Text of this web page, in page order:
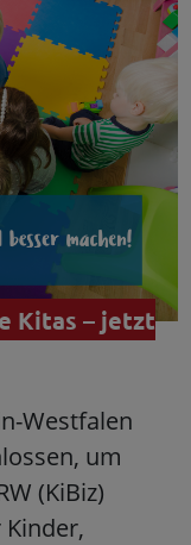
Kitas – jetzt
Westfalen
um
(KiBiz)